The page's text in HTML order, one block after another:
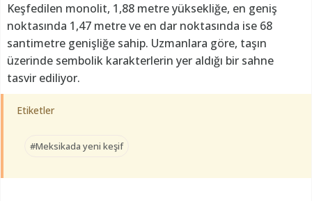
Keşfedilen monolit, 1,88 metre yüksekliğe, en geniş
noktasında 1,47 metre ve en dar noktasında ise 68
santimetre genişliğe sahip. Uzmanlara göre, taşın
üzerinde sembolik karakterlerin yer aldığı bir sahne
tasvir ediliyor.
Etiketler
#Meksikada yeni keşif